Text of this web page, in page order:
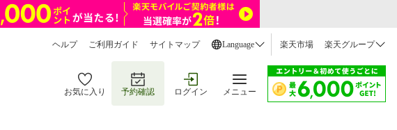
ヘルプ ご利用ガイド サイトマップ Language 楽天市場 楽天グループ
お気に入り 予約確認 ログイン メニュー